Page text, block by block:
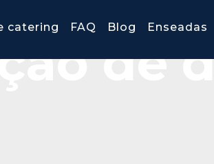
catering FAQ Blog Enseadas
de